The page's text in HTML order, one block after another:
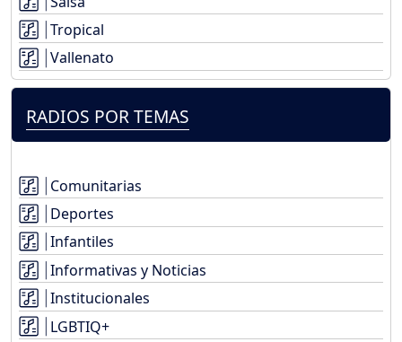
Tropical
Vallenato
RADIOS POR TEMAS
Comunitarias
Deportes
Infantiles
Informativas y Noticias
Institucionales
LGBTIQ+